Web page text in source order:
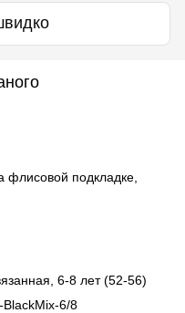
флисовой подкладке,
6-8 лет (52-56)
BlackMix-6/8